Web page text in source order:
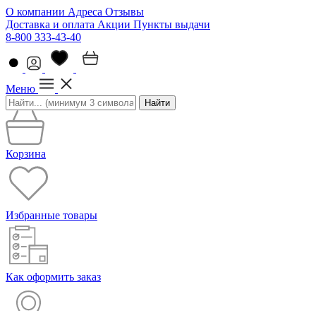
О компании Адреса Отзывы
Доставка и оплата Акции Пункты выдачи
8-800 333-43-40
Меню
Найти
Корзина
Избранные товары
Как оформить заказ